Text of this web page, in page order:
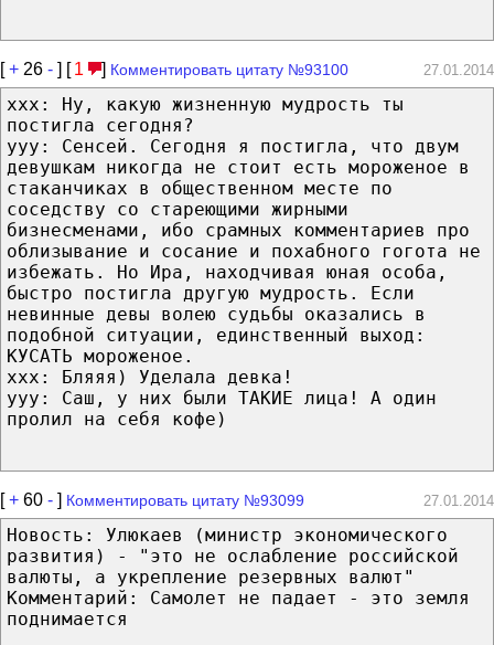
[+ 26 - ] [ 1 ] Комментировать цитату №93100 27.01.2014
ххх: Ну, какую жизненную мудрость ты
постигла сегодня?
ууу: Сенсей. Сегодня я постигла, что двум
девушкам никогда не стоит есть мороженое в
стаканчиках в общественном месте по
соседству со стареющими жирными
бизнесменами, ибо срамных комментариев про
облизывание и сосание и похабного гогота не
избежать. Но Ира, находчивая юная особа,
быстро постигла другую мудрость. Если
невинные девы волею судьбы оказались в
подобной ситуации, единственный выход:
КУСАТЬ мороженое.
ххх: Бляяя) Уделала девка!
ууу: Саш, у них были ТАКИЕ лица! А один
пролил на себя кофе)
[+ 60 - ] Комментировать цитату №93099 27.01.2014
Новость: Улюкаев (министр экономического
развития) - "это не ослабление российской
валюты, а укрепление резервных валют"
Комментарий: Самолет не падает - это земля
поднимается